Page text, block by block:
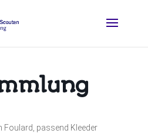
Foulard, passend Kleeder